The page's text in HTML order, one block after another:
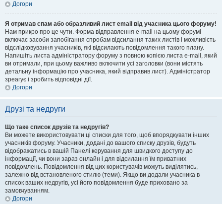
Догори
Я отримав спам або образливий лист email від учасника цього форуму!
Нам прикро про це чути. Форма відправлення e-mail на цьому форумі
включає засоби запобігання спробам відсилання таких листів і можливість
відслідковування учасників, які відсилають повідомлення такого плану.
Напишіть листа адміністратору форуму з повною копією листа e-mail, який
ви отримали, при цьому важливо включити усі заголовки (вони містять
детальну інформацію про учасника, який відправив лист). Адміністратор
зреагує і зробить відповідні дії.
Догори
Друзі та недруги
Що таке список друзів та недругів?
Ви можете використовувати ці списки для того, щоб впорядкувати інших
учасників форуму. Учасники, додані до вашого списку друзів, будуть
відображатись в вашій Панелі керування для швидкого доступу до
інформації, чи вони зараз онлайн і для відсилання їм приватних
повідомлень. Повідомлення від цих користувачів можуть виділятись,
залежно від встановленого стилю (теми). Якщо ви додали учасника в
список ваших недругів, усі його повідомлення буде приховано за
замовчуванням.
Догори